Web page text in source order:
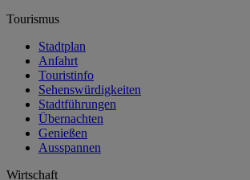
Tourismus
Stadtplan
Anfahrt
Touristinfo
Sehenswürdigkeiten
Stadtführungen
Übernachten
Genießen
Ausspannen
Wirtschaft